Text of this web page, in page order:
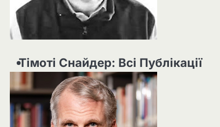
Тімоті Снайдер: Всі Публікації